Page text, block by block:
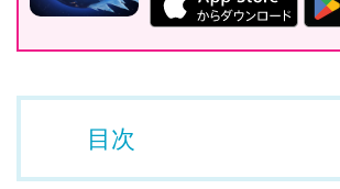
目次